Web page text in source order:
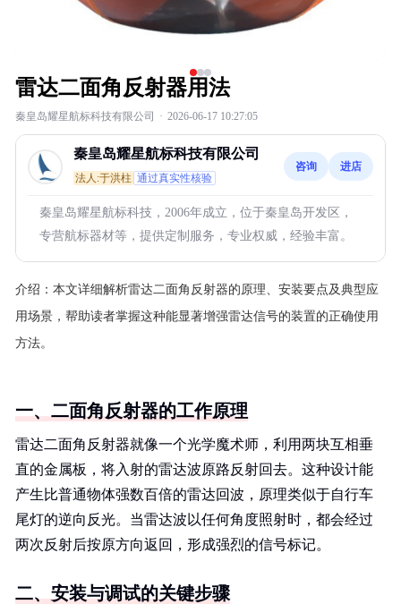
雷达二面角反射器用法
秦皇岛耀星航标科技有限公司 · 2026-06-17 10:27:05
秦皇岛耀星航标科技有限公司
法人:于洪柱 通过真实性核验
咨询 进店
秦皇岛耀星航标科技，2006年成立，位于秦皇岛开发区，
专营航标器材等，提供定制服务，专业权威，经验丰富。
介绍： 本文详细解析雷达二面角反射器的原理、安装要点及典型应
用场景，帮助读者掌握这种能显著增强雷达信号的装置的正确使用
方法。
一、二面角反射器的工作原理
雷达二面角反射器就像一个光学魔术师，利用两块互相垂
直的金属板，将入射的雷达波原路反射回去。这种设计能
产生比普通物体强数百倍的雷达回波，原理类似于自行车
尾灯的逆向反光。当雷达波以任何角度照射时，都会经过
两次反射后按原方向返回，形成强烈的信号标记。
二、安装与调试的关键步骤